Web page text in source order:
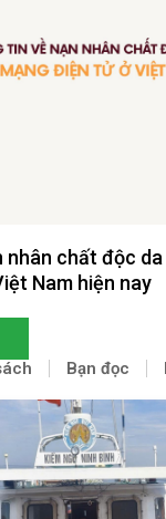
nhân chất độc
Nam hiện nay
Bạn đọc